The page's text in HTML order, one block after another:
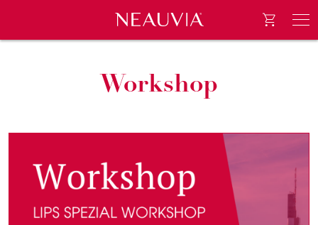
Neauvia Go to e-
Workshop